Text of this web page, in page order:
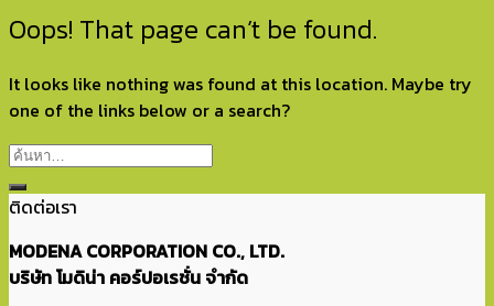
Oops! That page can’t be found.
It looks like nothing was found at this location. Maybe try
one of the links below or a search?
ติดต่อเรา
MODENA CORPORATION CO., LTD.
บริษัท โมดิน่า คอร์ปอเรชั่น จำกัด